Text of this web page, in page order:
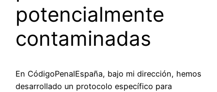
potencialmente
contaminadas
En CódigoPenalEspaña, bajo mi dirección, hemos
desarrollado un protocolo específico para